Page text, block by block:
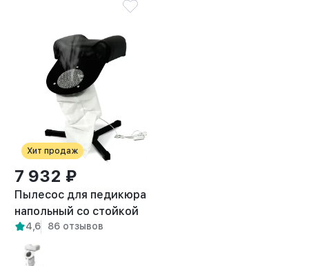
Хит продаж
7 932 ₽
Пылесос для педикюра
напольный со стойкой
Breeze черный
4,6 86 отзывов